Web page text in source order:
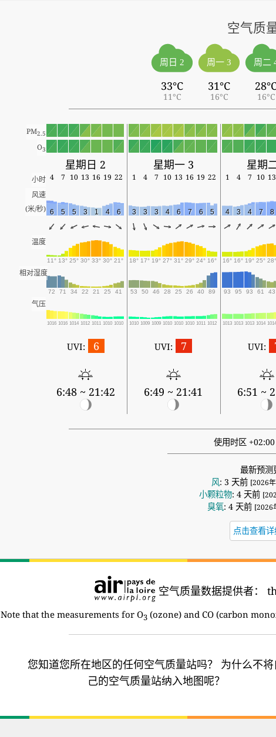
空气质
周日 2
33°C
11°C
周一 3
31°C
16°C
周二
16°C
PM2.5
O3
星期日 2 星期一 3 星期
小时 4 7 10 13 16 19 22 1 4 7 10 13 16 19 22 1 4 7 10 13
风速
(米/秒) 6 5 5 3 1 4 6 3 3 3 4 6 7 6 5 4 3 4 7 8
温度
11° 13° 25° 30° 33° 30° 21° 18° 17° 19° 27° 31° 29° 24° 16° 16° 16° 19° 25° 28°
相对湿度
72 71 34 22 21 25 41 53 50 46 28 25 26 40 89 93 95 93 61 43
气压
1016 1016 1014 1012 1011 1010 1010 1010 1009 1009 1010 1010 1010 1011 1012 1013 1013 1013 1014 1014
UVI: 6
6:48 ~ 21:42
UVI: 7
6:49 ~ 21:41
UVI:
6:51 ~
使用时区
最新预测
风: 3 天前 [2026
小颗粒物: 4 天前
臭氧: 4 天前 [2026
点击查看详
空气质量数据提供者：
Note that the measurements for O3(ozone) and CO (carbon
您知道您所在地区的任何空气质量站吗？
为什么不将
己的空气质量站纳入地图呢？